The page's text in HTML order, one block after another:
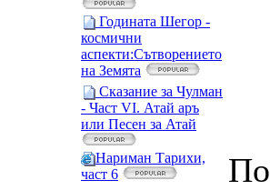
Годината Шегор -
космични
аспекти:Сътворението
на Земята
Сказание за Чулман
- Част VI. Атай aръ
или Песен за Атай
Нaриман Тарихи,
част 6